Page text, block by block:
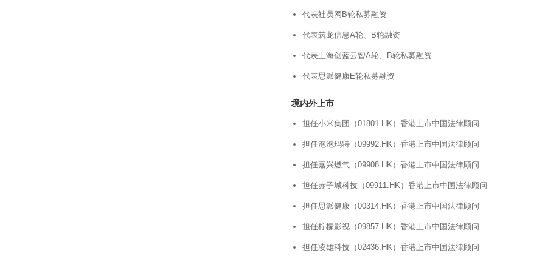
代表社员网B轮私募融资
代表筑龙信息A轮、B轮融资
代表上海创蓝云智A轮、B轮私募融资
代表思派健康E轮私募融资
境内外上市
担任小米集团（01801.HK）香港上市中国法律顾问
担任泡泡玛特（09992.HK）香港上市中国法律顾问
担任嘉兴燃气（09908.HK）香港上市中国法律顾问
担任赤子城科技（09911.HK）香港上市中国法律顾问
担任思派健康（00314.HK）香港上市中国法律顾问
担任柠檬影视（09857.HK）香港上市中国法律顾问
担任凌雄科技（02436.HK）香港上市中国法律顾问